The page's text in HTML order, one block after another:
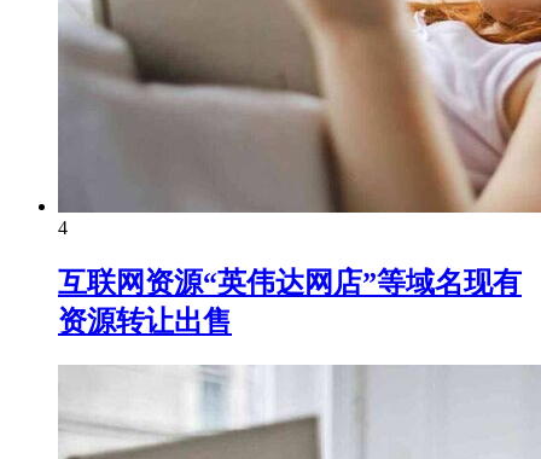
4
互联网资源“英伟达网店”等域名现有
资源转让出售